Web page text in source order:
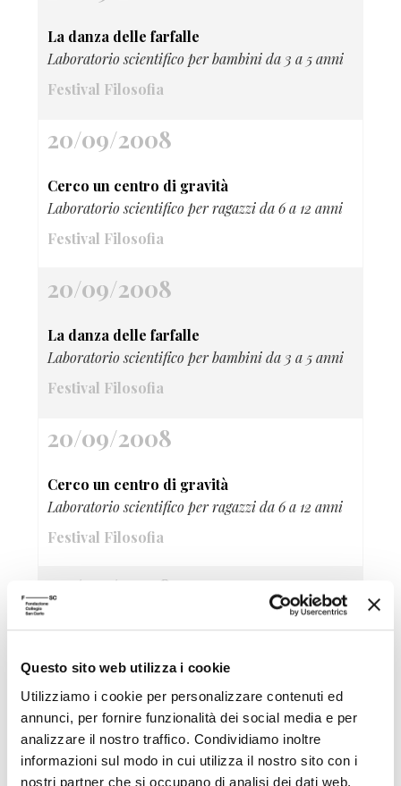
Questo sito web utilizza i cookie
Utilizziamo i cookie per personalizzare contenuti ed
annunci, per fornire funzionalità dei social media e per
analizzare il nostro traffico. Condividiamo inoltre
informazioni sul modo in cui utilizza il nostro sito con i
nostri partner che si occupano di analisi dei dati web,
La danza delle farfalle
Laboratorio scientifico per bambini da 3 a 5 anni
Festival Filosofia
20/09/2008
Cerco un centro di gravità
Laboratorio scientifico per ragazzi da 6 a 12 anni
Festival Filosofia
20/09/2008
La danza delle farfalle
Laboratorio scientifico per bambini da 3 a 5 anni
Festival Filosofia
20/09/2008
Cerco un centro di gravità
Laboratorio scientifico per ragazzi da 6 a 12 anni
Festival Filosofia
20/09/2008
Compagnia Abbondanza/Bertoni Polis
20/09/2008